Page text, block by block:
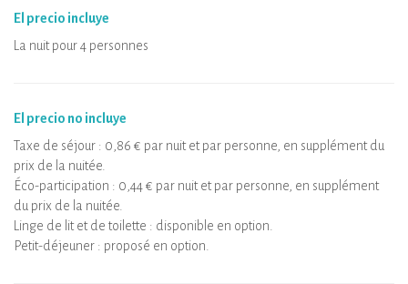
El precio incluye
La nuit pour 4 personnes
El precio no incluye
Taxe de séjour : 0,86 € par nuit et par personne, en supplément du
prix de la nuitée.
Éco-participation : 0,44 € par nuit et par personne, en supplément
du prix de la nuitée.
Linge de lit et de toilette : disponible en option.
Petit-déjeuner : proposé en option.